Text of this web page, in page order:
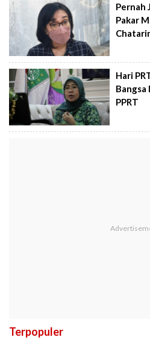
Pernah
Pakar
Hari
Bangsa
PPRT
Terpopuler